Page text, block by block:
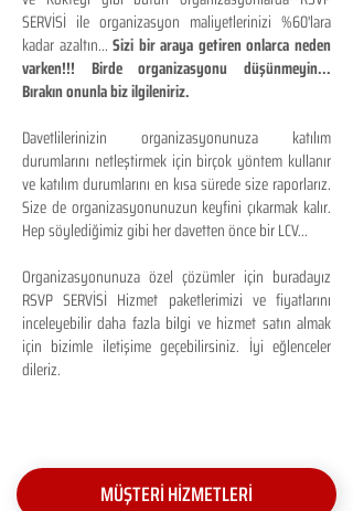
SERVİSİ ile organizasyon maliyetlerinizi %60'lara
kadar azaltın...Sizi bir araya getiren onlarca neden
varken!!! Birde organizasyonu düşünmeyin...
Bırakın onunla biz ilgileniriz.
Davetlilerinizin organizasyonunuza katılım
durumlarını netleştirmek için birçok yöntem kullanır
ve katılım durumlarını en kısa sürede size raporlarız.
Size de organizasyonunuzun keyfini çıkarmak kalır.
Hep söylediğimiz gibi her davetten önce bir LCV...
Organizasyonunuza özel çözümler için buradayız
RSVP SERVİSİ Hizmet paketlerimizi ve fiyatlarını
inceleyebilir daha fazla bilgi ve hizmet satın almak
için bizimle iletişime geçebilirsiniz. İyi eğlenceler
dileriz.
MÜŞTERİ HİZMETLERİ